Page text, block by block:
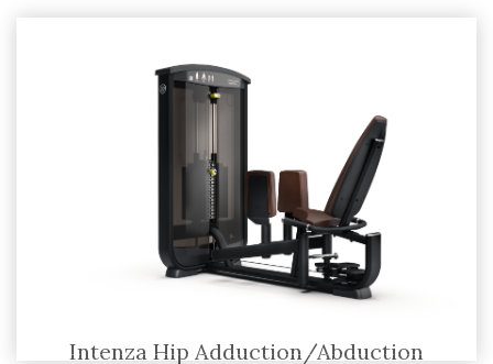
Intenza Hip Adduction/Abduction